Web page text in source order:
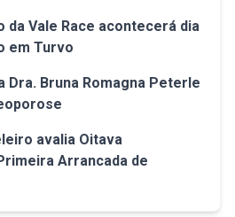
da Vale Race acontecerá dia
em Turvo
Dra. Bruna Romagna Peterle
avalia Oitava
Arrancada de